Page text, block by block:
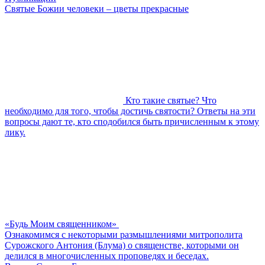
Святые Божии человеки – цветы прекрасные
Кто такие святые? Что
необходимо для того, чтобы достичь святости? Ответы на эти
вопросы дают те, кто сподобился быть причисленным к этому
лику.
«Будь Моим священником»
Ознакомимся с некоторыми размышлениями митрополита
Сурожского Антония (Блума) о священстве, которыми он
делился в многочисленных проповедях и беседах.